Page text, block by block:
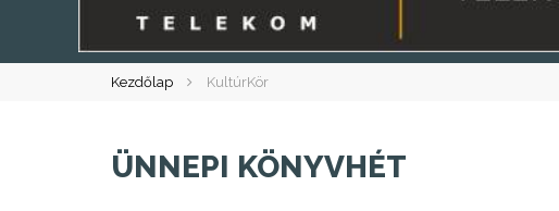
Kezdőlap KultúrKör
ÜNNEPI KÖNYVHÉT